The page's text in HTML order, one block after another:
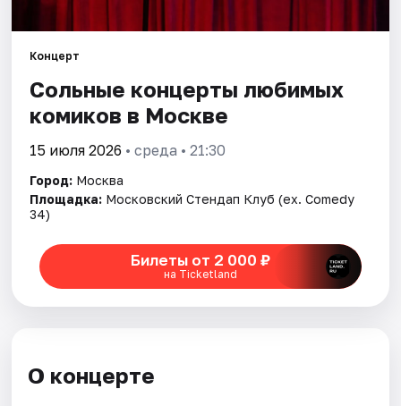
Площадки
Артисты
Концерт
Сольные концерты любимых
комиков в Москве
15 июля 2026 • среда • 21:30
Город: Москва
Площадка: Московский Стендап Клуб (ex. Comedy
34)
Билеты от 2 000 ₽
на Ticketland
О концерте